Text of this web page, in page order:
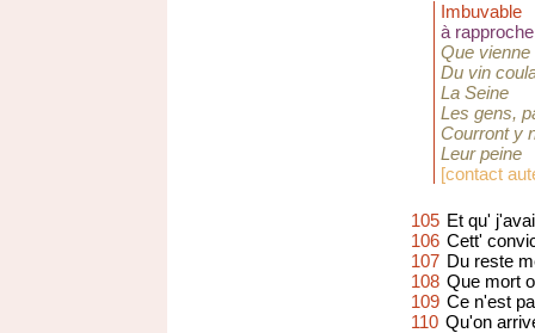
Imbuvable
à
Que
Du vin
La Seine
Les gens,
Courront y
Leur peine
[contact
105 Et qu'
106 Cett'
107 Du reste
108 Que mort
109 Ce n'est
110 Qu'on